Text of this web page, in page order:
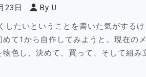
23日 By U
したいということを書いた気がする
めて1から自作してみようと。現在の
色し、決めて、買って、そして組